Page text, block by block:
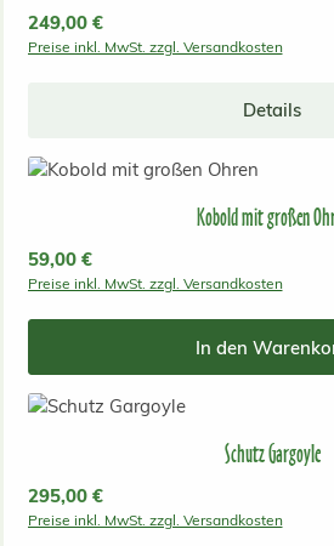
Regulärer Preis:
249,00 €
Preise inkl. MwSt. zzgl. Versandkosten
Details
Kobold mit großen
Regulärer Preis:
59,00 €
Preise inkl. MwSt. zzgl. Versandkosten
In den
Schutz Gargoyle
Regulärer Preis:
295,00 €
Preise inkl. MwSt. zzgl. Versandkosten